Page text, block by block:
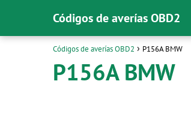
Códigos de averías OBD2
Códigos de averías OBD2 P156A BMW
P156A BMW